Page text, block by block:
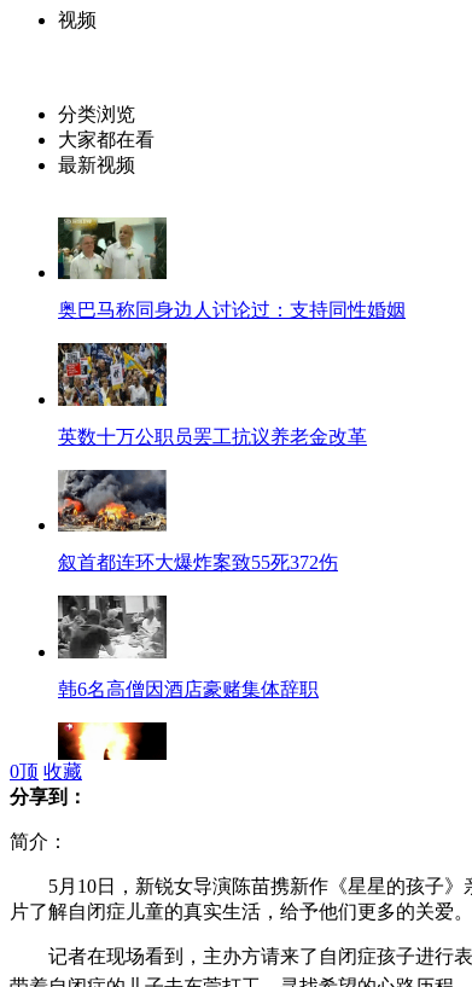
视频
分类浏览
大家都在看
最新视频
奥巴马称同身边人讨论过：支持同性婚姻
英数十万公职员罢工抗议养老金改革
叙首都连环大爆炸案致55死372伤
韩6名高僧因酒店豪赌集体辞职
28岁小伙得怪病 一声咳嗽就吓瘫
0顶 收藏
分享到：
简介：
5月10日，新锐女导演陈苗携新作《星星的孩子》
片了解自闭症儿童的真实生活，给予他们更多的关爱。
记者在现场看到，主办方请来了自闭症孩子进行表